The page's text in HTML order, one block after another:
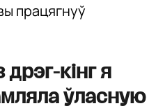
працягнуў
кінг я
ўласную